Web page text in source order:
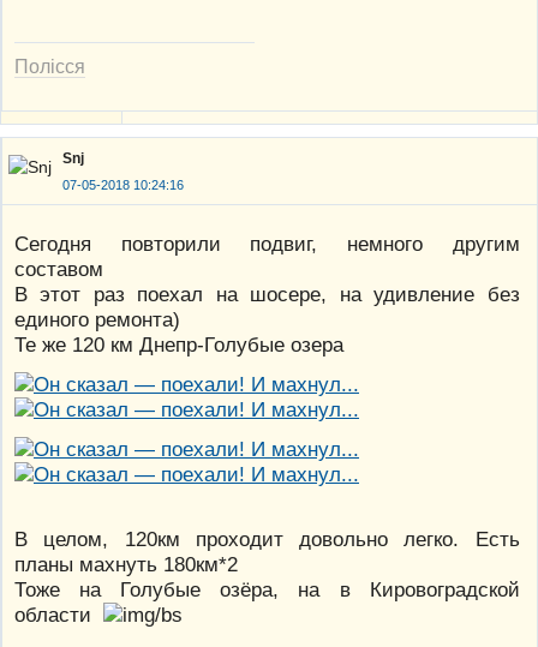
Полісся
Snj
07-05-2018 10:24:16
Сегодня повторили подвиг, немного другим
составом
В этот раз поехал на шосере, на удивление без
единого ремонта)
Те же 120 км Днепр-Голубые озера
В целом, 120км проходит довольно легко. Есть
планы махнуть 180км*2
Тоже на Голубые озёра, на в Кировоградской
области